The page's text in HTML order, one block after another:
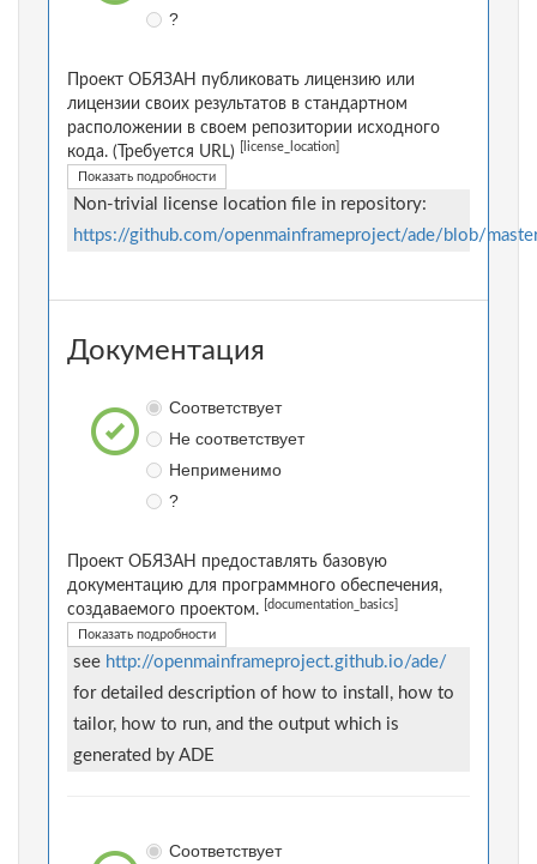
?
Проект ОБЯЗАН публиковать лицензию или
лицензии своих результатов в стандартном
расположении в своем репозитории исходного
кода. (Требуется URL)
[license_location]
Показать подробности
Non-trivial license location file in repository:
https://github.com/openmainframeproject/ade/blob/
Документация
Соответствует
Не соответствует
Неприменимо
?
Проект ОБЯЗАН предоставлять базовую
документацию для программного обеспечения,
создаваемого проектом.
[documentation_basics]
Показать подробности
see http://openmainframeproject.github.io/ade/
for detailed description of how to install, how to
tailor, how to run, and the output which is
generated by ADE
Соответствует